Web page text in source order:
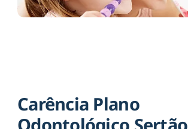
Carência Plano
Odontológico Sertão